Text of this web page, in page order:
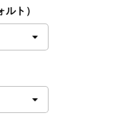
ト）